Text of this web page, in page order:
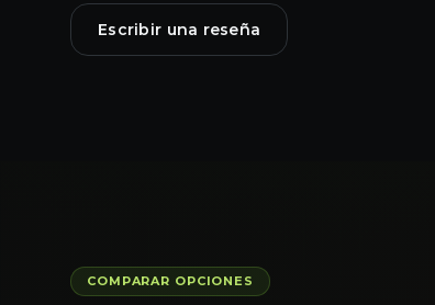
Escribir una reseña
COMPARAR OPCIONES